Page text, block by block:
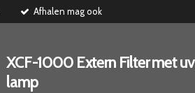
Afhalen mag ook
XCF-1000 Extern Filter met uv
lamp